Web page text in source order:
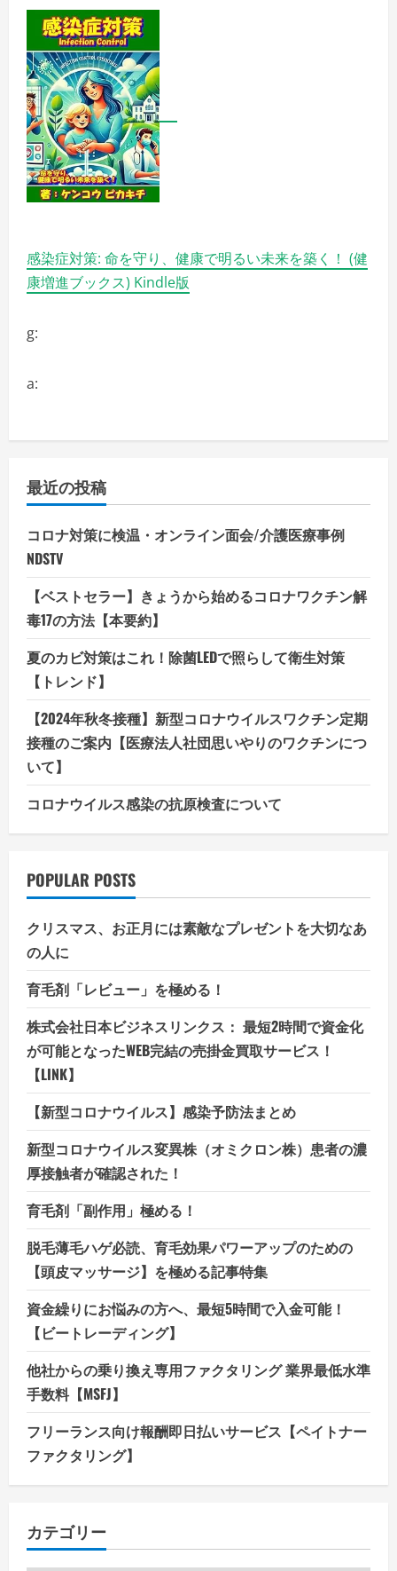
訳
の
裏
切
り
と
経
済
的
混
乱
の
渦
中
の
詳
細
く
だ
さ
い
感染症対策: 命を守り、健康で明るい未来を築く！ (健
康増進ブックス) Kindle版
g:
a:
最近の投稿
コロナ対策に検温・オンライン面会/介護医療事例
NDSTV
【ベストセラー】きょうから始めるコロナワクチン解
毒17の方法【本要約】
夏のカビ対策はこれ！除菌LEDで照らして衛生対策
【トレンド】
【2024年秋冬接種】新型コロナウイルスワクチン定期
接種のご案内【医療法人社団思いやりのワクチンにつ
いて】
コロナウイルス感染の抗原検査について
POPULAR POSTS
クリスマス、お正月には素敵なプレゼントを大切なあ
の人に
育毛剤「レビュー」を極める！
株式会社日本ビジネスリンクス： 最短2時間で資金化
が可能となったWEB完結の売掛金買取サービス！
【LINK】
【新型コロナウイルス】感染予防法まとめ
新型コロナウイルス変異株（オミクロン株）患者の濃
厚接触者が確認された！
育毛剤「副作用」極める！
脱毛薄毛ハゲ必読、育毛効果パワーアップのための
【頭皮マッサージ】を極める記事特集
資金繰りにお悩みの方へ、最短5時間で入金可能！
【ビートレーディング】
他社からの乗り換え専用ファクタリング 業界最低水準
手数料【MSFJ】
フリーランス向け報酬即日払いサービス【ペイトナー
ファクタリング】
カテゴリー